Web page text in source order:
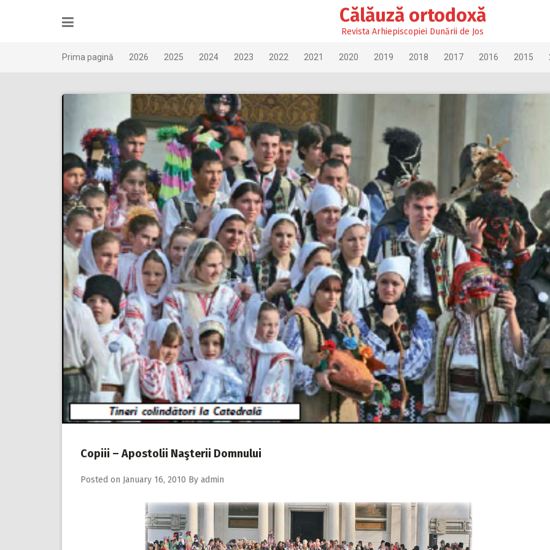
Călăuză ortodoxă
Revista Arhiepiscopiei Dunării de Jos
Prima pagină 2026 2025 2024 2023 2022 2021 2020 2019 2018 2017 2016 2015
Copiii – Apostolii Naşterii Domnului
Posted on January 16, 2010 By admin